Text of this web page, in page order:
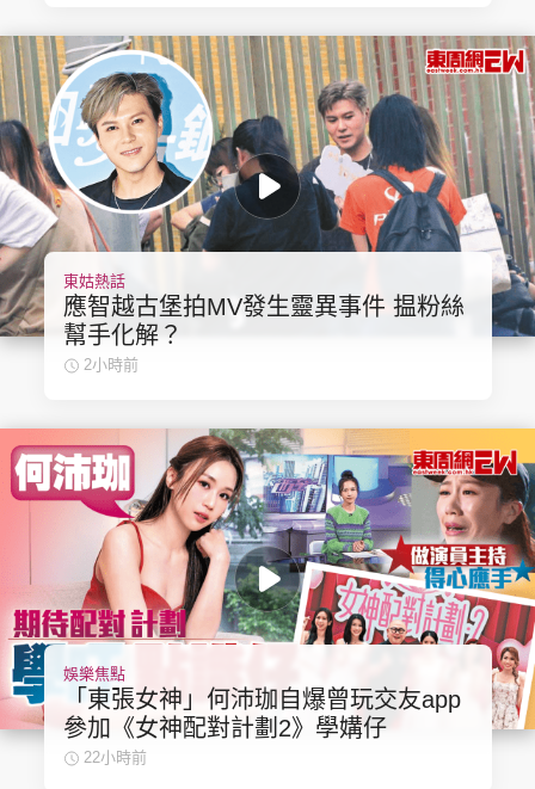
隱私政策聲明
Copyright © 東周網 版權所有 . 不得轉載
©Eastweek.com.hk. All rights reserved.
東姑熱話
應智越古堡拍MV發生靈異事件 揾粉絲
幫手化解？
2小時前
娛樂焦點
「東張女神」何沛珈自爆曾玩交友app
參加《女神配對計劃2》學媾仔
22小時前